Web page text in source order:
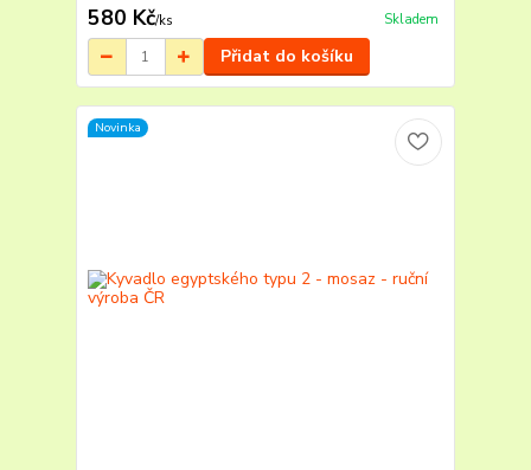
580 Kč/ks Skladem
Přidat do košíku
Novinka